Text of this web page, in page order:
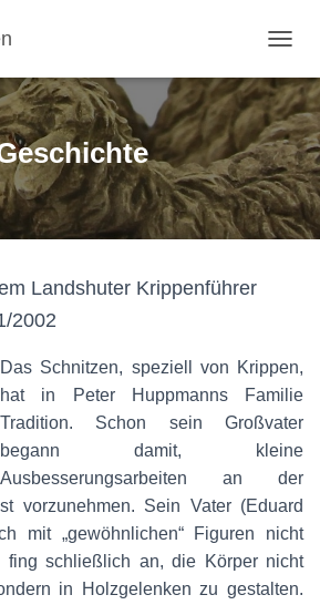
A
V
I
G
A
T
I
O
A
L
T
N
Landshuter Krippenführer
2002
Das Schnitzen, speziell von Krippen,
hat in Peter Huppmanns Familie
Tradition. Schon sein Großvater
begann damit, kleine
Ausbesserungsarbeiten an der
vorzunehmen. Sein Vater (Eduard
mit „gewöhnlichen“ Figuren nicht
fing schließlich an, die Körper nicht
in Holzgelenken zu gestalten.